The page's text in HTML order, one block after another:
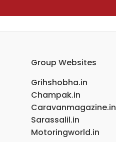
Group Websites
Grihshobha.in
Champak.in
Caravanmagazine.in
Sarassalil.in
Motoringworld.in